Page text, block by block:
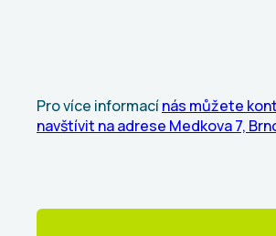
Pro více informacínás můžete
navštívit na adrese Medkova 7,